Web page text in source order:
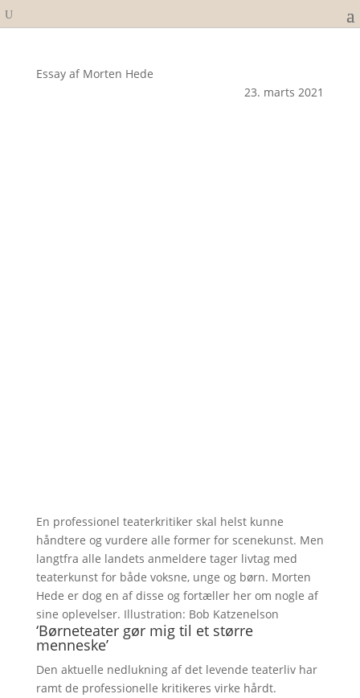
Essay af Morten Hede
23. marts 2021
En professionel teaterkritiker skal helst kunne
håndtere og vurdere alle former for scenekunst. Men
langtfra alle landets anmeldere tager livtag med
teaterkunst for både voksne, unge og børn. Morten
Hede er dog en af disse og fortæller her om nogle af
sine oplevelser. Illustration: Bob Katzenelson
‘Børneteater gør mig til et større
menneske’
Den aktuelle nedlukning af det levende teaterliv har
ramt de professionelle kritikeres virke hårdt.